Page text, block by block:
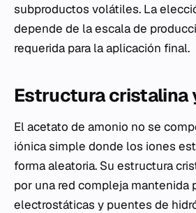
subproductos volátiles. La
depende de la escala de
requerida para la aplicación final.
Estructura cristalina
El acetato de amonio no se
iónica simple donde los iones
forma aleatoria. Su estructura
por una red compleja mantenida
electrostáticas y puentes de